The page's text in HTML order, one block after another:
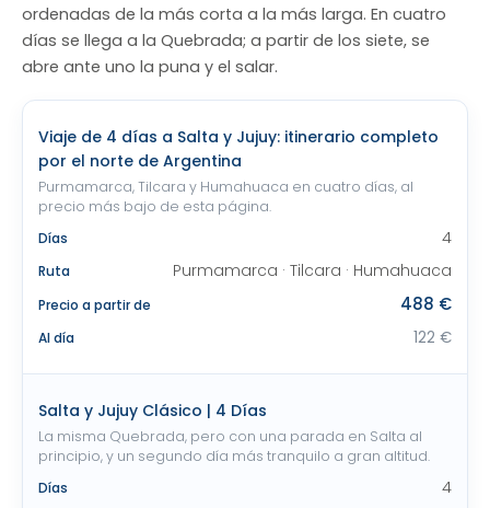
ordenadas de la más corta a la más larga. En cuatro
días se llega a la Quebrada; a partir de los siete, se
abre ante uno la puna y el salar.
Viaje de 4 días a Salta y Jujuy: itinerario completo
por el norte de Argentina
Purmamarca, Tilcara y Humahuaca en cuatro días, al
precio más bajo de esta página.
Días
4
Ruta Purmamarca · Tilcara · Humahuaca
Precio a partir de 488 €
Al día 122 €
Salta y Jujuy Clásico | 4 Días
La misma Quebrada, pero con una parada en Salta al
principio, y un segundo día más tranquilo a gran altitud.
Días
4